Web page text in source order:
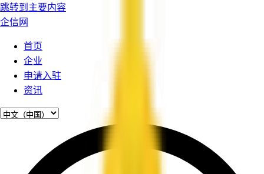
跳转到主要内容
企信网
首页
企业
申请入驻
资讯